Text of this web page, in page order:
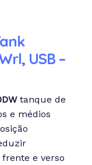
USB –
tanque de
e médios
e verso